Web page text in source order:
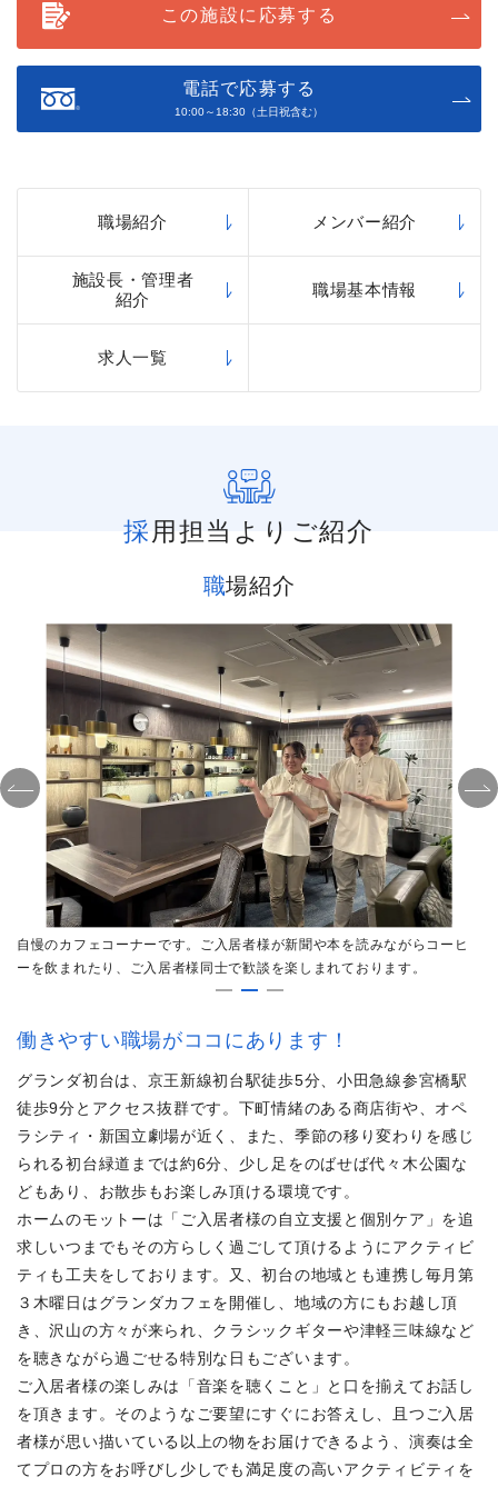
この施設に応募する
電話で応募する
10:00～18:30（土日祝含む）
職場紹介 メンバー紹介
施設長・管理者
紹介
職場基本情報
求人一覧
採用担当よりご紹介
職場紹介
自慢のカフェコーナーです。ご入居者様が新聞や本を読みながらコーヒ
ーを飲まれたり、ご入居者様同士で歓談を楽しまれております。
働きやすい職場がココにあります！
グランダ初台は、京王新線初台駅徒歩5分、小田急線参宮橋駅
徒歩9分とアクセス抜群です。下町情緒のある商店街や、オペ
ラシティ・新国立劇場が近く、また、季節の移り変わりを感じ
られる初台緑道までは約6分、少し足をのばせば代々木公園な
どもあり、お散歩もお楽しみ頂ける環境です。
ホームのモットーは「ご入居者様の自立支援と個別ケア」を追
求しいつまでもその方らしく過ごして頂けるようにアクティビ
ティも工夫をしております。又、初台の地域とも連携し毎月第
３木曜日はグランダカフェを開催し、地域の方にもお越し頂
き、沢山の方々が来られ、クラシックギターや津軽三味線など
を聴きながら過ごせる特別な日もございます。
ご入居者様の楽しみは「音楽を聴くこと」と口を揃えてお話し
を頂きます。そのようなご要望にすぐにお答えし、且つご入居
者様が思い描いている以上の物をお届けできるよう、演奏は全
てプロの方をお呼びし少しでも満足度の高いアクティビティを